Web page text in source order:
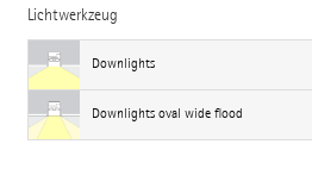
Lichtwerkzeug
Downlights
Downlights oval wide flood